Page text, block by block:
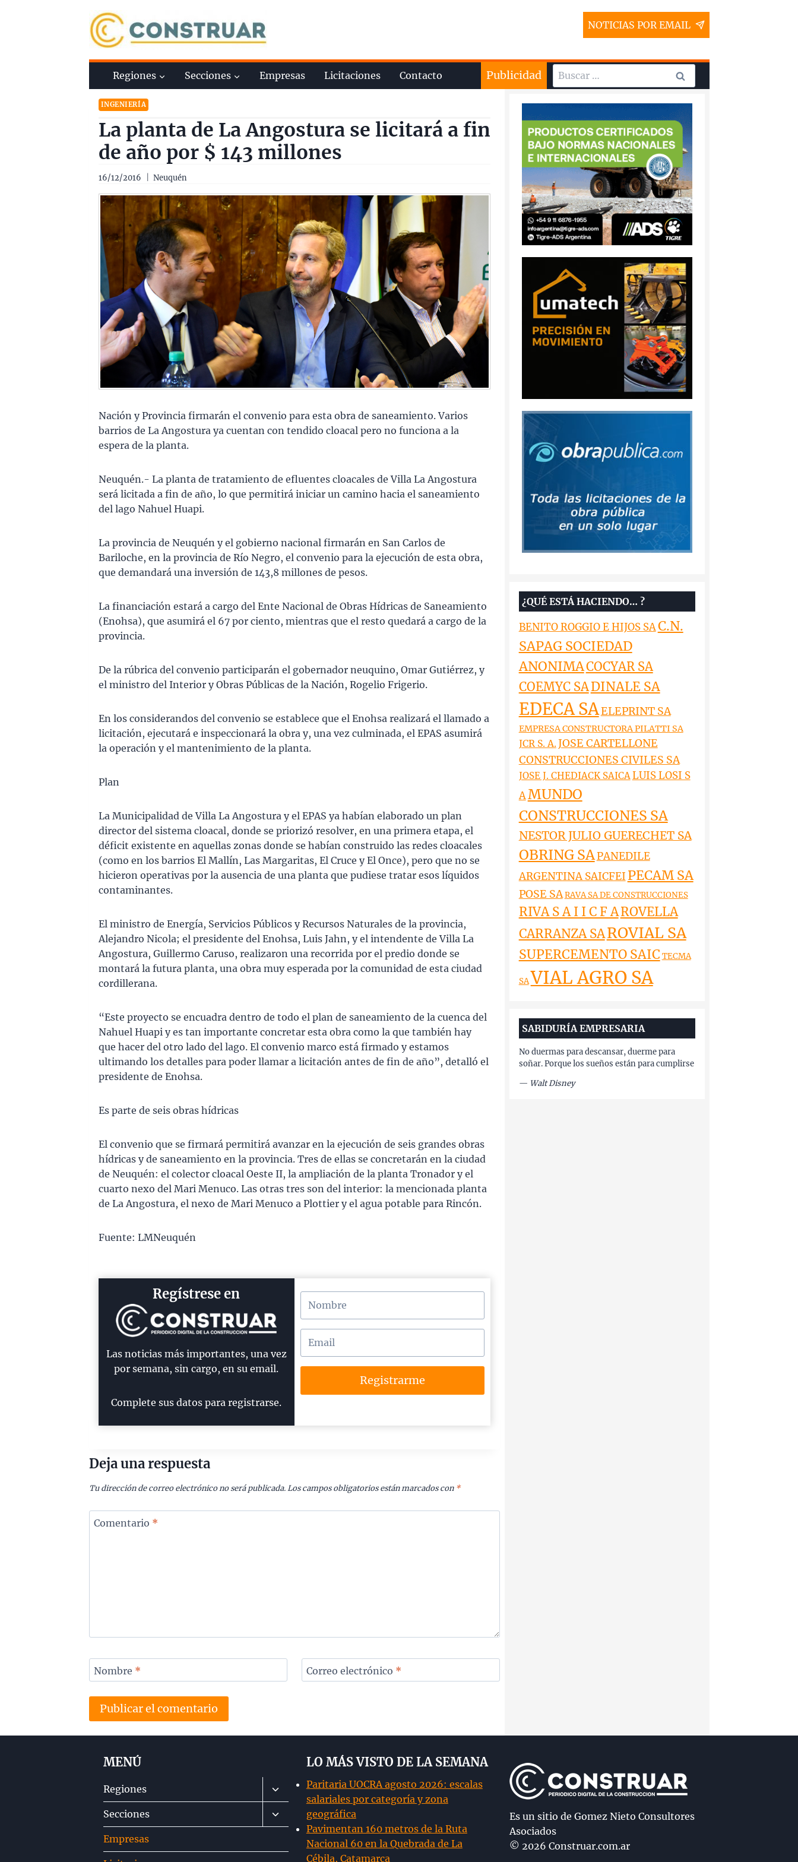
NOTICIAS POR EMAIL
Regiones Secciones Empresas Licitaciones Contacto Publicidad Buscar:
INGENIERÍA
La planta de La Angostura se licitará a fin
de año por $ 143 millones
16/12/2016 Neuquén
Nación y Provincia firmarán el convenio para esta obra de saneamiento. Varios
barrios de La Angostura ya cuentan con tendido cloacal pero no funciona a la
espera de la planta.
Neuquén.- La planta de tratamiento de efluentes cloacales de Villa La Angostura
será licitada a fin de año, lo que permitirá iniciar un camino hacia el saneamiento
del lago Nahuel Huapi.
La provincia de Neuquén y el gobierno nacional firmarán en San Carlos de
Bariloche, en la provincia de Río Negro, el convenio para la ejecución de esta obra,
que demandará una inversión de 143,8 millones de pesos.
La financiación estará a cargo del Ente Nacional de Obras Hídricas de Saneamiento
(Enohsa), que asumirá el 67 por ciento, mientras que el resto quedará a cargo de la
provincia.
De la rúbrica del convenio participarán el gobernador neuquino, Omar Gutiérrez, y
el ministro del Interior y Obras Públicas de la Nación, Rogelio Frigerio.
En los considerandos del convenio se establece que el Enohsa realizará el llamado a
licitación, ejecutará e inspeccionará la obra y, una vez culminada, el EPAS asumirá
la operación y el mantenimiento de la planta.
Plan
La Municipalidad de Villa La Angostura y el EPAS ya habían elaborado un plan
director del sistema cloacal, donde se priorizó resolver, en una primera etapa, el
déficit existente en aquellas zonas donde se habían construido las redes cloacales
(como en los barrios El Mallín, Las Margaritas, El Cruce y El Once), pero que no se
hicieron operativas por la ausencia de una planta que pudiese tratar esos líquidos
contaminantes.
El ministro de Energía, Servicios Públicos y Recursos Naturales de la provincia,
Alejandro Nicola; el presidente del Enohsa, Luis Jahn, y el intendente de Villa La
Angostura, Guillermo Caruso, realizaron una recorrida por el predio donde se
montará la futura planta, una obra muy esperada por la comunidad de esta ciudad
cordillerana.
“Este proyecto se encuadra dentro de todo el plan de saneamiento de la cuenca del
Nahuel Huapi y es tan importante concretar esta obra como la que también hay
que hacer del otro lado del lago. El convenio marco está firmado y estamos
ultimando los detalles para poder llamar a licitación antes de fin de año”, detalló el
presidente de Enohsa.
Es parte de seis obras hídricas
El convenio que se firmará permitirá avanzar en la ejecución de seis grandes obras
hídricas y de saneamiento en la provincia. Tres de ellas se concretarán en la ciudad
de Neuquén: el colector cloacal Oeste II, la ampliación de la planta Tronador y el
cuarto nexo del Mari Menuco. Las otras tres son del interior: la mencionada planta
de La Angostura, el nexo de Mari Menuco a Plottier y el agua potable para Rincón.
Fuente: LMNeuquén
Regístrese en
Las noticias más importantes, una vez
por semana, sin cargo, en su email.
Complete sus datos para registrarse.
Registrarme
Deja una respuesta
Tu dirección de correo electrónico no será publicada. Los campos obligatorios están marcados con *
Comentario *
Nombre * Correo electrónico *
¿QUÉ ESTÁ HACIENDO… ?
BENITO ROGGIO E HIJOS SAC.N.
SAPAG SOCIEDAD
ANONIMACOCYAR SA
COEMYC SADINALE SA
EDECA SAELEPRINT SA
EMPRESA CONSTRUCTORA PILATTI SA
JCR S. A.JOSE CARTELLONE
CONSTRUCCIONES CIVILES SA
JOSE J. CHEDIACK SAICALUIS LOSI S
AMUNDO
CONSTRUCCIONES SA
NESTOR JULIO GUERECHET SA
OBRING SAPANEDILE
ARGENTINA SAICFEI PECAM SA
POSE SARAVA SA DE CONSTRUCCIONES
RIVA S A I I C F AROVELLA
CARRANZA SAROVIAL SA
SUPERCEMENTO SAIC TECMA
SAVIAL AGRO SA
SABIDURÍA EMPRESARIA
No duermas para descansar, duerme para
soñar. Porque los sueños están para cumplirse
— Walt Disney
MENÚ
Regiones
Alternar
menú
hijo
Secciones
Alternar
menú
Empresas
LO MÁS VISTO DE LA SEMANA
Paritaria UOCRA agosto 2026: escalas
salariales por categoría y zona
geográfica
Pavimentan 160 metros de la Ruta
Nacional 60 en la Quebrada de La
Cébila, Catamarca
Es un sitio de Gomez Nieto Consultores
Asociados
© 2026 Construar.com.ar